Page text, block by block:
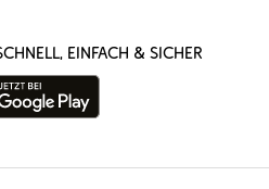
einfach & sicher